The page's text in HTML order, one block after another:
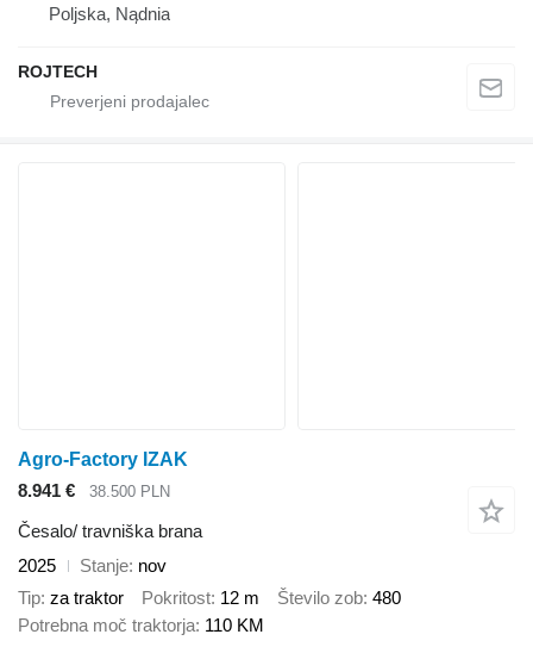
Poljska, Nądnia
ROJTECH
Agro-Factory IZAK
8.941 €
38.500 PLN
Česalo/ travniška brana
2025
Stanje nov
Tip za traktor Pokritost 12 m Število zob 480
Potrebna moč traktorja 110 KM